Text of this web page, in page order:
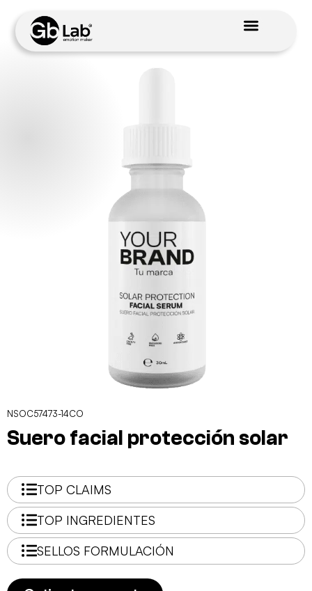
NSOC57473-14CO
Suero facial protección solar
TOP CLAIMS
TOP INGREDIENTES
SELLOS FORMULACIÓN